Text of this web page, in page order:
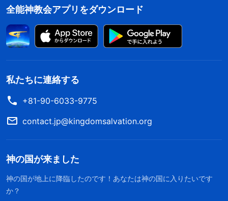
明らかにしたわ。指導者になる前は、わからないこ
とがあれば誰かに聞いたし、問題や悩みがあれば、
包み隠さずみんなと交わりをもった。でも指導者に
なってからは、自分はみんなより優れてるはず、兄
弟姉妹に選ばれたのだから指導者らしくしなきゃ、
解決できなきゃと思った。だから班の集会では別人
のようにふるまったけど、理解できずに見下される
のが怖くて、自分を偽り、自分を隠し、本分に向き
合うことから逃げた。自分の能力を示せる、簡単な
業務を担当する班の集会にばかり行って、難しい業
務や、自分には理解できない分野を担当する班の集
全能神教会アプリをダウンロード
私たちに連絡する
+81-90-6033-9775
contact.jp@kingdomsalvation.org
神の国が来ました
神の国が地上に降臨したのです！あなたは神の国に入りたいです
か？